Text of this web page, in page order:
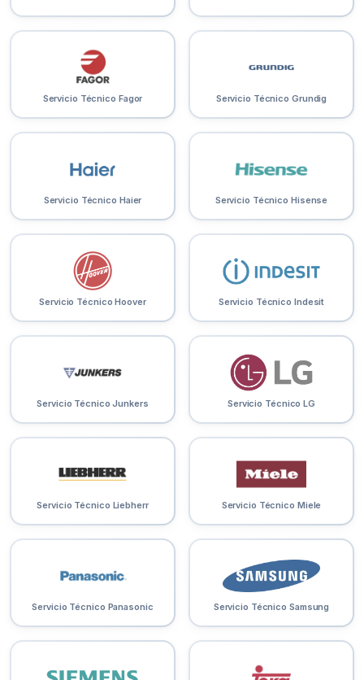
Servicio Técnico Fagor Servicio Técnico Grundig
Servicio Técnico Haier Servicio Técnico Hisense
Servicio Técnico Hoover Servicio Técnico Indesit
Servicio Técnico Junkers Servicio Técnico LG
Servicio Técnico Liebherr Servicio Técnico Miele
Servicio Técnico Panasonic Servicio Técnico Samsung